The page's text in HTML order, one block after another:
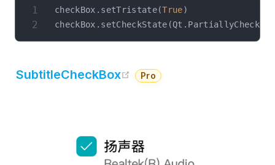
checkBox . setTristate(True)
checkBox . setCheckState (Qt . PartiallyChecked
SubtitleCheckBox open in new window
Pro